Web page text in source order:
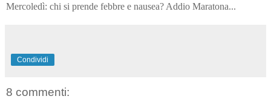
Mercoledì: chi si prende febbre e nausea? Addio Maratona...
Condividi
8 commenti: